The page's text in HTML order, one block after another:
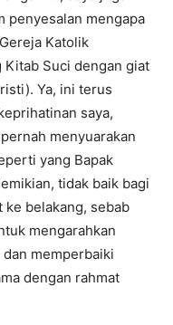
penyesalan mengapa
Katolik
Kitab Suci dengan giat
Ya, ini terus
saya,
menyuarakan
yang Bapak
tidak baik bagi
belakang, sebab
mengarahkan
memperbaiki
dengan rahmat